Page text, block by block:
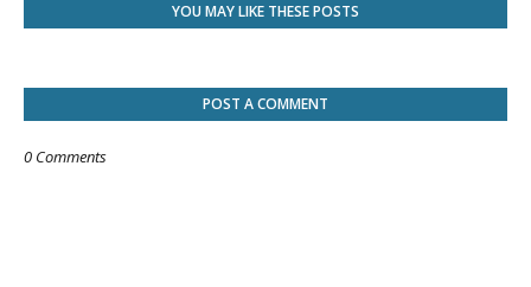
YOU MAY LIKE THESE POSTS
POST A COMMENT
0 Comments